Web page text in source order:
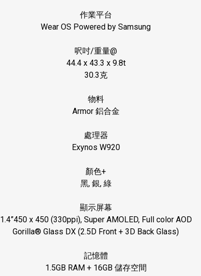
作業平台
Wear OS Powered by Samsung
呎吋/重量@
44.4 x 43.3 x 9.8t
30.3克
物料
Armor 鋁合金
處理器
Exynos W920
顏色+
黑, 銀, 綠
顯示屏幕
1.4”450 x 450 (330ppi), Super AMOLED, Full color AOD
Gorilla® Glass DX (2.5D Front + 3D Back Glass)
記憶體
1.5GB RAM + 16GB 儲存空間